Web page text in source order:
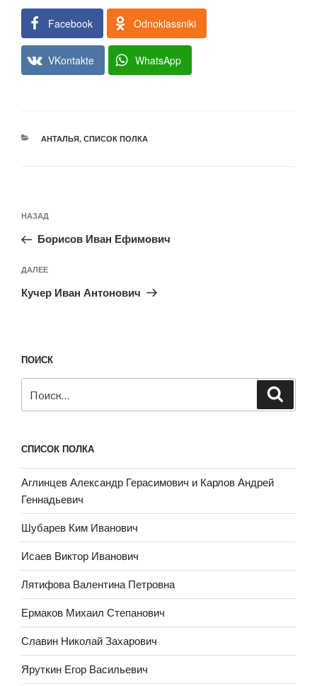
Facebook Odnoklassniki
VKontakte WhatsApp
РУБРИКИ
АНТАЛЬЯ, СПИСОК ПОЛКА
по
записям
Предыдущая
запись:
НАЗАД
Борисов Иван Ефимович
Следующая
запись
ДАЛЕЕ
Кучер Иван Антонович
ПОИСК
СПИСОК ПОЛКА
Аглинцев Александр Герасимович и Карлов Андрей
Геннадьевич
Шубарев Ким Иванович
Исаев Виктор Иванович
Лятифова Валентина Петровна
Ермаков Михаил Степанович
Славин Николай Захарович
Яруткин Егор Васильевич